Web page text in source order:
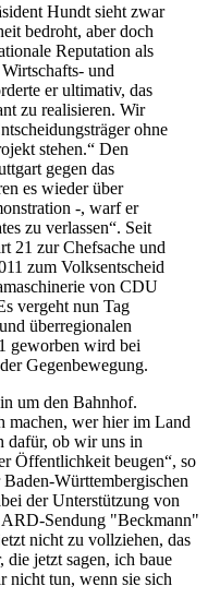
Hundt sieht zwar
bedroht, aber doch
Reputation als
und
er ultimativ, das
zu realisieren. Wir
ohne
stehen.“ Den
gegen das
es wieder über
-, warf er
zu verlassen“. Seit
21 zur Chefsache und
zum Volksentscheid
von CDU
vergeht nun Tag
überregionalen
geworben wird bei
Gegenbewegung.
um den Bahnhof.
wer hier im Land
dafür, ob wir uns in
Öffentlichkeit beugen“, so
Württembergischen
der Unterstützung von
ARD-Sendung "Beckmann"
nicht zu vollziehen, das
jetzt sagen, ich baue
nicht tun, wenn sie sich